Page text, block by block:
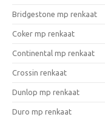
Bridgestone mp renkaat
Coker mp renkaat
Continental mp renkaat
Crossin renkaat
Dunlop mp renkaat
Duro mp renkaat